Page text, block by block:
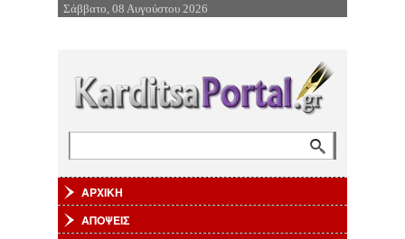
Επιστροφή στην Πλοήγηση
Σάββατο, 08 Αυγούστου 2026
ΑΡΧΙΚΗ
ΑΠΟΨΕΙΣ